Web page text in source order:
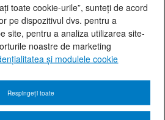
toate cookie-urile”, sunteți de acord
pe dispozitivul dvs. pentru a
site, pentru a analiza utilizarea site-
noastre de marketing
și modulele cookie
Respingeți toate